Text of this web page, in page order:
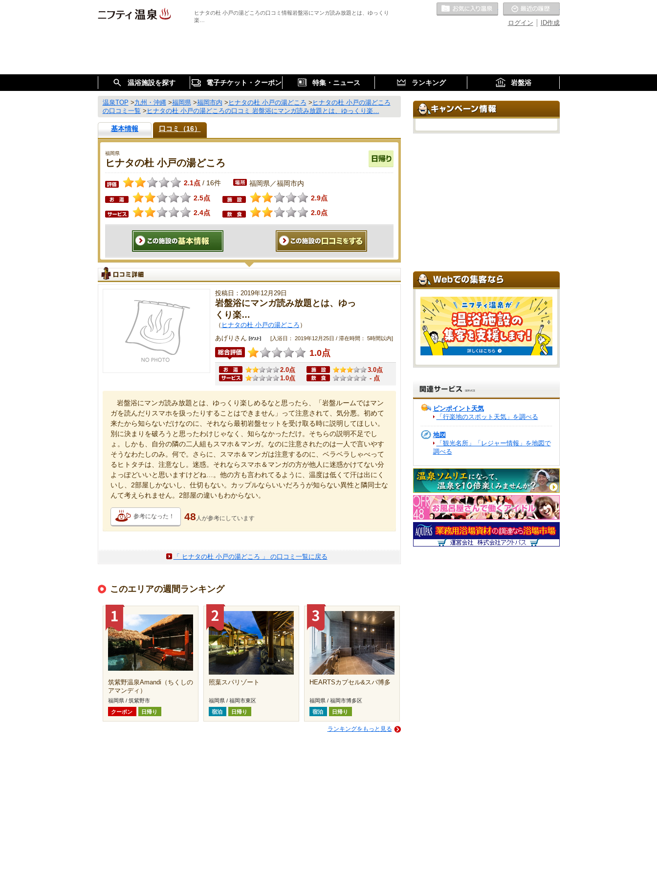
ヒナタの杜 小戸の湯どころの口コミ情報岩盤浴にマンガ読み放題とは、ゆっくり
楽…
ID作成
ログイン
お気に入りの温泉
温浴施設を探す 電子チケット・クーポン 特集・ニュース ランキング 岩盤浴
温泉TOP >九州・沖縄>福岡県>福岡市内 > ヒナタの杜 小戸の湯どころ > ヒナタの杜 小戸の湯どころ
の口コミ一覧 > ヒナタの杜 小戸の湯どころの口コミ 岩盤浴にマンガ読み放題とは、ゆっくり楽…
基本情報 口コミ（16）
福岡県
ヒナタの杜 小戸の湯どころ
2.1点 / 16件 福岡県／福岡市内
2.5点
2.9点
2.4点
2.0点
投稿日：2019年12月29日
岩盤浴にマンガ読み放題とは、ゆっ
くり楽…
（ ヒナタの杜 小戸の湯どころ ）
あげりさん
[入浴日： 2019年12月25日 / 滞在時間： 5時間以内]
1.0点
2.0点
3.0点
1.0点
- 点
岩盤浴にマンガ読み放題とは、ゆっくり楽しめるなと思ったら、「岩盤ルームではマン
ガを読んだりスマホを扱ったりすることはできません」って注意されて、気分悪。初めて
来たから知らないだけなのに、それなら最初岩盤セットを受け取る時に説明してほしい。
別に決まりを破ろうと思ったわけじゃなく、知らなかっただけ。そちらの説明不足でし
ょ。しかも、自分の隣の二人組もスマホ＆マンガ。なのに注意されたのは一人で言いやす
そうなわたしのみ。何で。さらに、スマホ＆マンガは注意するのに、ベラベラしゃべって
るヒトタチは、注意なし。迷惑。それならスマホ＆マンガの方が他人に迷惑かけてない分
よっぽどいいと思いますけどね…。他の方も言われてるように、温度は低くて汗は出にく
いし、2部屋しかないし、仕切もない。カップルならいいだろうが知らない異性と隣同士な
んて考えられません。2部屋の違いもわからない。
参考になった！ 48 人が参考にしています
「 ヒナタの杜 小戸の湯どころ 」 の口コミ一覧に戻る
このエリアの週間ランキング
筑紫野温泉Amandi（ちくしの
アマンディ）
福岡県 / 筑紫野市
クーポン
日帰り
照葉スパリゾート
福岡県 / 福岡市東区
宿泊
日帰り
HEARTSカプセル&スパ博多
福岡県 / 福岡市博多区
宿泊
日帰り
ランキングをもっと見る
ピンポイント天気
「行楽地のスポット天気」を調べる
地図
「観光名所」「レジャー情報」を地図で
調べる